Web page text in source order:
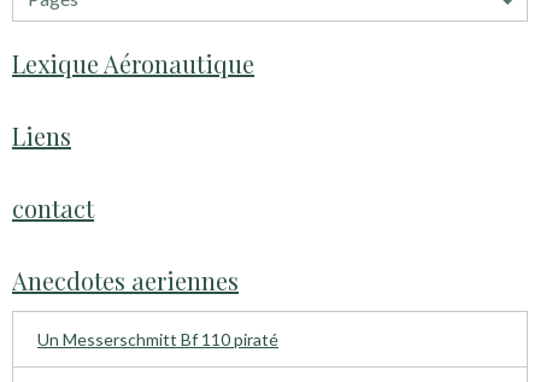
Lexique Aéronautique
Liens
contact
Anecdotes aeriennes
Un Messerschmitt Bf 110 piraté